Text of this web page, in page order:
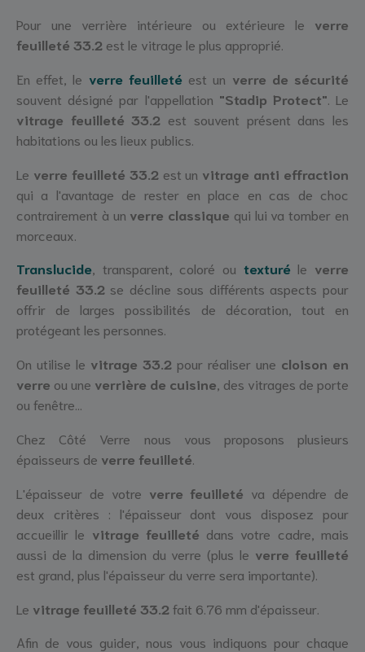
Pour une verrière intérieure ou extérieure le verre
feuilleté 33.2 est le vitrage le plus approprié.
En effet, le verre feuilletéest un verre de sécurité
souvent désigné par l'appellation "Stadip Protect" . Le
vitrage feuilleté 33.2 est souvent présent dans les
habitations ou les lieux publics.
Le verre feuilleté 33.2 est un vitrage anti effraction
qui a l'avantage de rester en place en cas de choc
contrairement à un verre classique qui lui va tomber en
morceaux.
Translucide, transparent, coloré ou texturéle verre
feuilleté 33.2se décline sous différents aspects pour
offrir de larges possibilités de décoration, tout en
protégeant les personnes.
On utilise le vitrage 33.2 pour réaliser une cloison en
verre ou une verrière de cuisine , des vitrages de porte
ou fenêtre...
Chez Côté Verre nous vous proposons plusieurs
épaisseurs de verre feuilleté
L'épaisseur de votre verre feuilleté va dépendre de
deux critères : l'épaisseur dont vous disposez pour
accueillir le vitrage feuilleté dans votre cadre, mais
aussi de la dimension du verre (plus le verre feuilleté
est grand, plus l'épaisseur du verre sera importante).
Le vitrage feuilleté 33.2 fait 6.76 mm d'épaisseur.
Afin de vous guider, nous vous indiquons pour chaque